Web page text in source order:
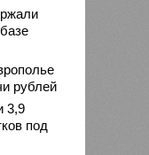
рублей
3,9
под